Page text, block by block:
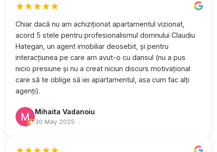
Chiar dacă nu am achiziționat apartamentul vizionat,
acord 5 stele pentru profesionalismul domnului Claudiu
Hategan, un agent imobiliar deosebit, și pentru
interacțiunea pe care am avut-o cu dansul (nu a pus
nicio presiune și nu a creat niciun discurs motivațional
care să te oblige să iei apartamentul, asa cum fac alți
agenți).
Mihaita Vadanoiu
30 May 2025